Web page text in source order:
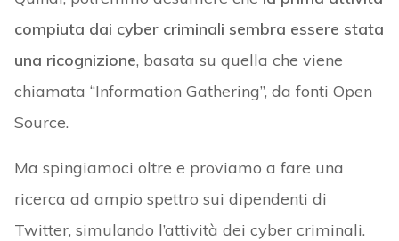
compiuta dai cyber criminali sembra essere stata
una ricognizione, basata su quella che viene
chiamata “Information Gathering”, da fonti Open
Source.
Ma spingiamoci oltre e proviamo a fare una
ricerca ad ampio spettro sui dipendenti di
Twitter, simulando l’attività dei cyber criminali.